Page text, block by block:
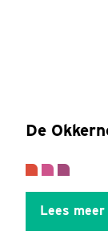
De
Lees meer